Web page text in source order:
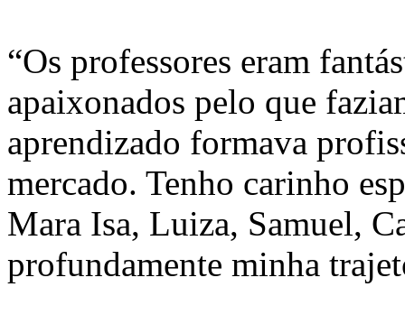
“Os professores eram
apaixonados pelo que
aprendizado formava
mercado. Tenho carinho
Mara Isa, Luiza, Samuel,
profundamente minha